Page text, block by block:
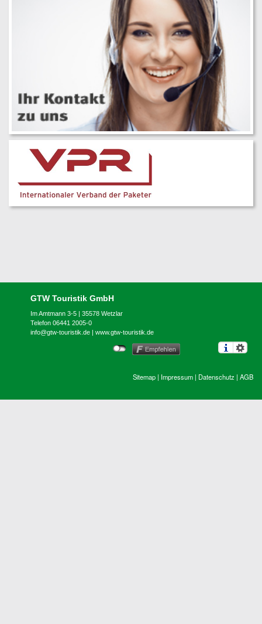
GTW Touristik GmbH
Im Amtmann 3-5 | 35578 Wetzlar
Telefon 06441 2005-0
info@gtw-touristik.de |www.gtw-touristik.de
Sitemap | Impressum | Datenschutz | AGB